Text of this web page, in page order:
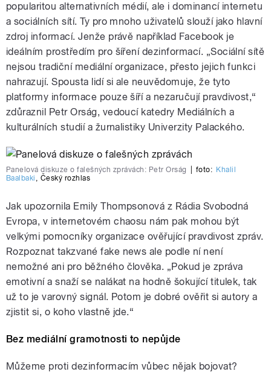
popularitou alternativních médií, ale i dominancí internetu
a sociálních sítí. Ty pro mnoho uživatelů slouží jako hlavní
zdroj informací. Jenže právě například Facebook je
ideálním prostředím pro šíření dezinformací. „Sociální sítě
nejsou tradiční mediální organizace, přesto jejich funkci
nahrazují. Spousta lidí si ale neuvědomuje, že tyto
platformy informace pouze šíří a nezaručují pravdivost,“
zdůraznil Petr Orság, vedoucí katedry Mediálních a
kulturálních studií a žurnalistiky Univerzity Palackého.
Panelová diskuze o falešných zprávách: Petr Orság foto: Khalil
Baalbaki , Český rozhlas
Jak upozornila Emily Thompsonová z Rádia Svobodná
Evropa, v internetovém chaosu nám pak mohou být
velkými pomocníky organizace ověřující pravdivost zpráv.
Rozpoznat takzvané fake news ale podle ní není
nemožné ani pro běžného člověka. „Pokud je zpráva
emotivní a snaží se nalákat na hodně šokující titulek, tak
už to je varovný signál. Potom je dobré ověřit si autory a
zjistit si, o koho vlastně jde.“
Bez mediální gramotnosti to nepůjde
Můžeme proti dezinformacím vůbec nějak bojovat?